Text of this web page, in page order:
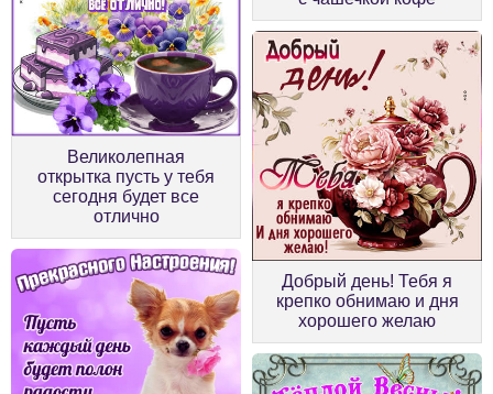
Великолепная
открытка пусть у тебя
сегодня будет все
отлично
Добрый день! Тебя я
крепко обнимаю и дня
хорошего желаю